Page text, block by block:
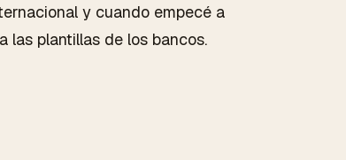
y cuando empecé a
las plantillas de los bancos.